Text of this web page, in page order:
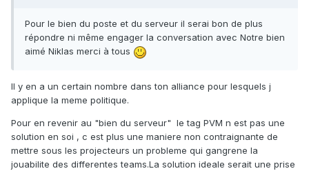
Pour le bien du poste et du serveur il serai bon de plus
répondre ni même engager la conversation avec Notre bien
aimé Niklas merci à tous
Il y en a un certain nombre dans ton alliance pour lesquels j
applique la meme politique.
Pour en revenir au "bien du serveur" le tag PVM n est pas une
solution en soi , c est plus une maniere non contraignante de
mettre sous les projecteurs un probleme qui gangrene la
jouabilite des differentes teams.La solution ideale serait une prise